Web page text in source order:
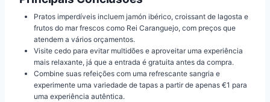
Pratos imperdíveis incluem jamón ibérico, croissant de lagosta e
frutos do mar frescos como Rei Caranguejo, com preços que
atendem a vários orçamentos.
Visite cedo para evitar multidões e aproveitar uma experiência
mais relaxante, já que a entrada é gratuita antes da compra.
Combine suas refeições com uma refrescante sangria e
experimente uma variedade de tapas a partir de apenas €1 para
uma experiência autêntica.